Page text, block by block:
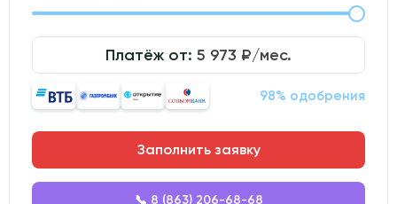
Платёж от: 5 973 ₽/мес.
98% одобрения
Заполнить заявку
📞 8 (863) 206-68-68